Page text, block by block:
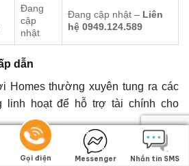
Đang
cập
nhật
Đang cập nhật – Liên
hệ 0949.124.589
dẫn
Homes thường xuyên tung ra các
linh hoạt để hỗ trợ tài chính cho
độ trong thời gian dài, giảm áp lực
Gọi điện Messenger Nhắn tin SMS
Gọi điện Messenger Nhắn tin SMS